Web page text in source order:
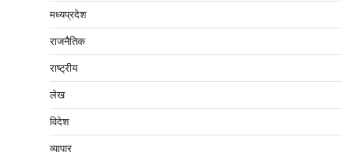
मध्यप्रदेश
राजनैतिक
राष्ट्रीय
लेख
विदेश
व्यापार